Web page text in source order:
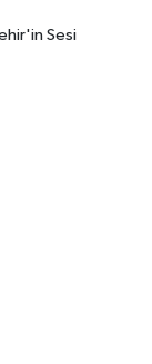
Sesi